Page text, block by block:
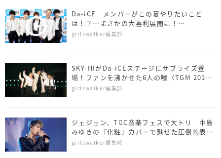
Da-iCE メンバーがこの夏やりたいこと
は！？…まさかの大喜利展開に！
【TGM2018インタビユー】
girlswalker編集部
SKY-HIがDa-iCEステージにサプライズ登
場！ファンを沸かせた6人の嘘〈TGM 2018
ライブレポート〉
girlswalker編集部
ジェジュン、TGC音楽フェスで大トリ 中島
みゆきの『化粧』カバーで魅せた圧倒的表現
力〈TGM 2018ライブレポート〉
girlswalker編集部